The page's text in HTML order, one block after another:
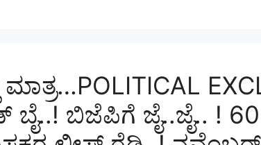
ಮಾತ್ರ…POLITICAL
ಬೈ..! ಬಿಜೆಪಿಗೆ ಜೈ..ಜೈ.. !